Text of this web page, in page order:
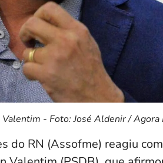
- Foto: José Aldenir / Agora
do RN (Assofme) reagiu